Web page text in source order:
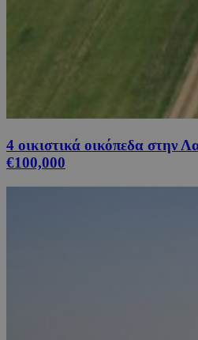
4 οικιστικά οικόπεδα στην
€100,000